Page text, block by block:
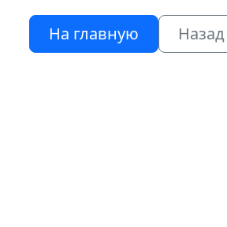
На главную Назад